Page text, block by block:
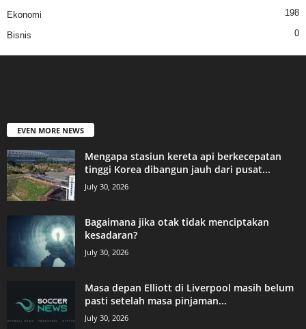
Ekonomi 198
Bisnis 0
EVEN MORE NEWS
Mengapa stasiun kereta api berkecepatan
tinggi Korea dibangun jauh dari pusat...
July 30, 2026
Bagaimana jika otak tidak menciptakan
kesadaran?
July 30, 2026
Masa depan Elliott di Liverpool masih belum
pasti setelah masa pinjaman...
July 30, 2026